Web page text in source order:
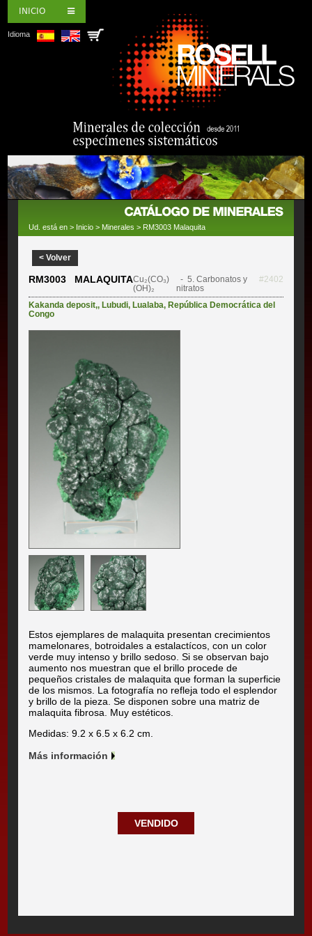
INICIO
Idioma
Ud. está en > Inicio > Minerales > RM3003 Malaquita
< Volver
RM3003 MALAQUITACu₂(CO₃)
(OH)₂
- 5. Carbonatos y
nitratos
#2402
Kakanda deposit,, Lubudi, Lualaba, República Democrática del
Congo
Estos ejemplares de malaquita presentan crecimientos
mamelonares, botroidales a estalactícos, con un color
verde muy intenso y brillo sedoso. Si se observan bajo
aumento nos muestran que el brillo procede de
pequeños cristales de malaquita que forman la superficie
de los mismos. La fotografía no refleja todo el esplendor
y brillo de la pieza. Se disponen sobre una matriz de
malaquita fibrosa. Muy estéticos.
Medidas: 9.2 x 6.5 x 6.2 cm.
Más información
VENDIDO